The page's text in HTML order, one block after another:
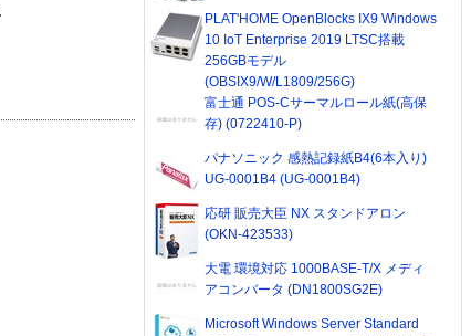
PLAT'HOME OpenBlocks IX9 Windows
10 IoT Enterprise 2019 LTSC搭載
256GBモデル
(OBSIX9/W/L1809/256G)
富士通 POS-Cサーマルロール紙(高保
存) (0722410-P)
パナソニック 感熱記録紙B4(6本入り)
UG-0001B4 (UG-0001B4)
応研 販売大臣 NX スタンドアロン
(OKN-423533)
大電 環境対応 1000BASE-T/X メディ
アコンバータ (DN1800SG2E)
Microsoft Windows Server Standard